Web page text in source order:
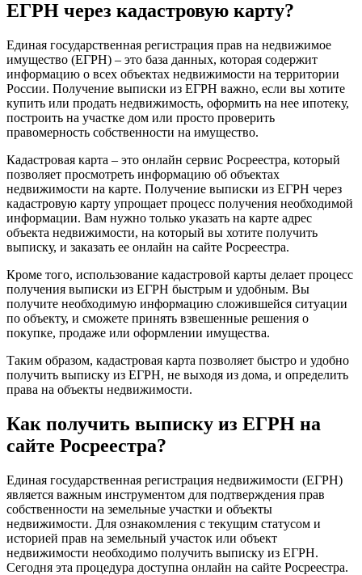
ЕГРН через кадастровую карту?
Единая государственная регистрация прав на недвижимое
имущество (ЕГРН) – это база данных, которая содержит
информацию о всех объектах недвижимости на территории
России. Получение выписки из ЕГРН важно, если вы хотите
купить или продать недвижимость, оформить на нее ипотеку,
построить на участке дом или просто проверить
правомерность собственности на имущество.
Кадастровая карта – это онлайн сервис Росреестра, который
позволяет просмотреть информацию об объектах
недвижимости на карте. Получение выписки из ЕГРН через
кадастровую карту упрощает процесс получения необходимой
информации. Вам нужно только указать на карте адрес
объекта недвижимости, на который вы хотите получить
выписку, и заказать ее онлайн на сайте Росреестра.
Кроме того, использование кадастровой карты делает процесс
получения выписки из ЕГРН быстрым и удобным. Вы
получите необходимую информацию сложившейся ситуации
по объекту, и сможете принять взвешенные решения о
покупке, продаже или оформлении имущества.
Таким образом, кадастровая карта позволяет быстро и удобно
получить выписку из ЕГРН, не выходя из дома, и определить
права на объекты недвижимости.
Как получить выписку из ЕГРН на
сайте Росреестра?
Единая государственная регистрация недвижимости (ЕГРН)
является важным инструментом для подтверждения прав
собственности на земельные участки и объекты
недвижимости. Для ознакомления с текущим статусом и
историей прав на земельный участок или объект
недвижимости необходимо получить выписку из ЕГРН.
Сегодня эта процедура доступна онлайн на сайте Росреестра.